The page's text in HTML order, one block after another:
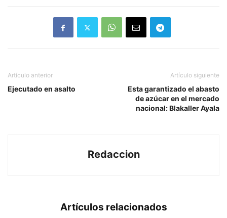
Artículo anterior
Ejecutado en asalto
Artículo siguiente
Esta garantizado el abasto
de azúcar en el mercado
nacional: Blakaller Ayala
Redaccion
Artículos relacionados